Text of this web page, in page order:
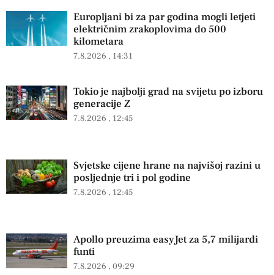
Europljani bi za par godina mogli letjeti
električnim zrakoplovima do 500
kilometara
7.8.2026 14:31
Tokio je najbolji grad na svijetu po izboru
generacije Z
7.8.2026 12:45
Svjetske cijene hrane na najvišoj razini u
posljednje tri i pol godine
7.8.2026 12:45
Apollo preuzima easyJet za 5,7 milijardi
funti
7.8.2026 09:29